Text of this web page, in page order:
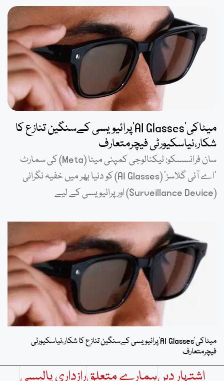
میٹاکی’AI Glasses’پرائیویسی کےسنگین تنازع کا
شکار،نیاسکیورٹی فیچرمتعارف
سان فرانسسکو: ٹیکنالوجی کمپنی میٹا (Meta) کی سمارٹ
‘اے آئی گلاسز’ (AI Glasses) کو دنیا بھر میں خفیہ نگرانی
(Surveillance Device) اور پرائیویسی کے لیے
میٹاکی’AI Glasses’پرائیویسی کےسنگین تنازع کا شکار،نیاسکیورٹی
فیچرمتعارف
اشتہار دیںہمارے متعلقرازداری پالیسی